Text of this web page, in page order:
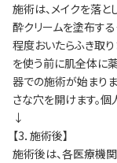
施術は、メイクを落
酔クリームを塗布す
程度おいたらふき取
を使う前に肌全体に
器での施術が始まり
さな穴を開けます。
↓
【3．施術後】
施術後は、各医療機